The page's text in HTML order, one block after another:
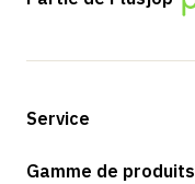
Service
Options de paiement
Gamme de produits